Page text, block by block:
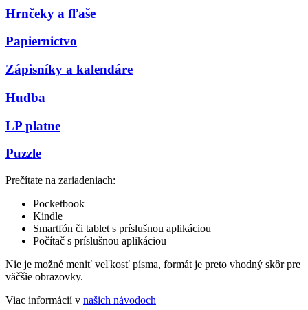
Hrnčeky a fľaše
Papiernictvo
Zápisníky a kalendáre
Hudba
LP platne
Puzzle
Prečítate na zariadeniach:
Pocketbook
Kindle
Smartfón či tablet s príslušnou aplikáciou
Počítač s príslušnou aplikáciou
Nie je možné meniť veľkosť písma, formát je preto vhodný skôr pre
väčšie obrazovky.
Viac informácií v našich návodoch